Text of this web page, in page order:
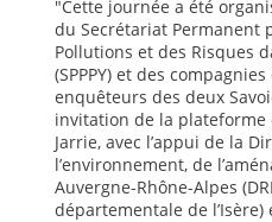
"Cette journée a été
du Secrétariat Permanent
Pollutions et des Risques
(SPPPY) et des
enquêteurs des deux
invitation de la plateforme
Jarrie, avec l’appui de la
l’environnement, de
Auvergne-Rhône-Alpes
départementale de l’Isère)